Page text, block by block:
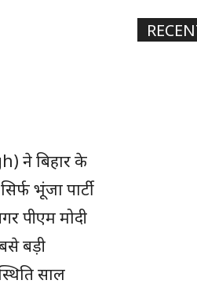
ने बिहार के
भूंजा पार्टी
पीएम मोदी
बड़ी
साल